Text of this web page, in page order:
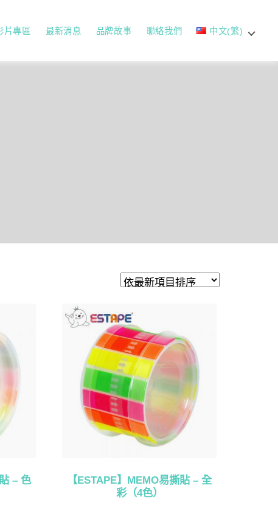
片專區 最新消息 品牌故事 聯絡我們 中文(繁)
– 色
【ESTAPE】MEMO易撕貼 – 全
彩（4色）